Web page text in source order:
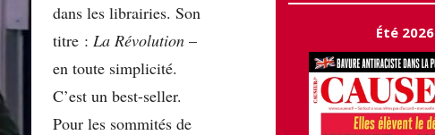
dans les librairies. Son
titre : La Révolution –
en toute simplicité.
C’est un best-seller.
Pour les sommités de
Été 2026